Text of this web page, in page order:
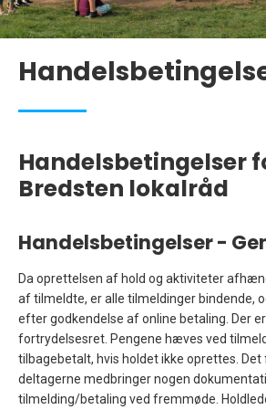
Handelsbetingelser
Bredsten lokalråd
Handelsbetingelser -
Da oprettelsen af hold og aktiviteter
af tilmeldte, er alle tilmeldinger bindende,
efter godkendelse af online betaling. Der
fortrydelsesret. Pengene hæves ved
tilbagebetalt, hvis holdet ikke oprettes.
deltagerne medbringer nogen
tilmelding/betaling ved fremmøde.